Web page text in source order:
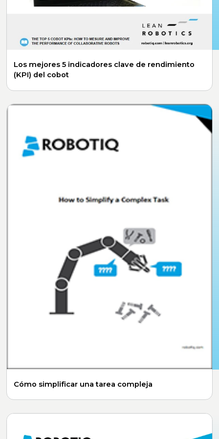
Los mejores 5 indicadores clave de rendimiento
(KPI) del cobot
Cómo simplificar una tarea compleja